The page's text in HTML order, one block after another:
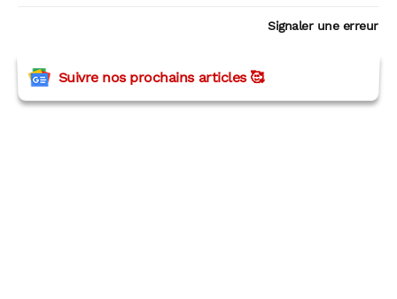
Signaler une erreur
Suivre nos prochains articles 🥰